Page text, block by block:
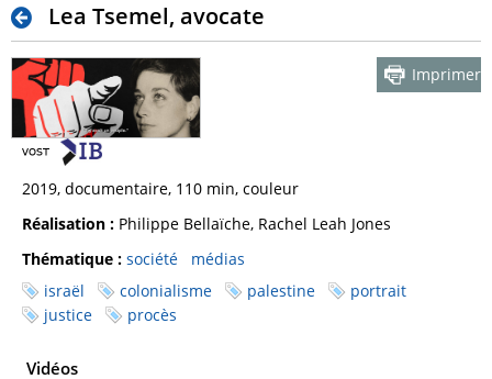
Lea Tsemel, avocate
Imprimer
2019, documentaire, 110 min, couleur
Réalisation : Philippe Bellaïche, Rachel Leah Jones
Thématique : société
médias
israël
colonialisme palestine
portrait
justice
procès
Vidéos